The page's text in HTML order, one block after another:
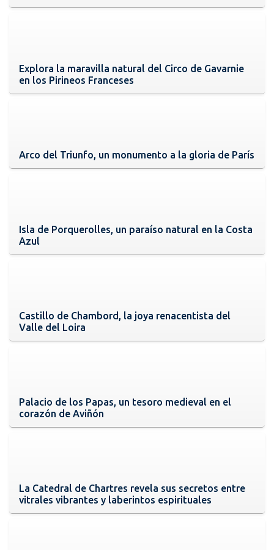
Explora la maravilla natural del Circo de Gavarnie
en los Pirineos Franceses
Arco del Triunfo, un monumento a la gloria de París
Isla de Porquerolles, un paraíso natural en la Costa
Azul
Castillo de Chambord, la joya renacentista del
Valle del Loira
Palacio de los Papas, un tesoro medieval en el
corazón de Aviñón
La Catedral de Chartres revela sus secretos entre
vitrales vibrantes y laberintos espirituales